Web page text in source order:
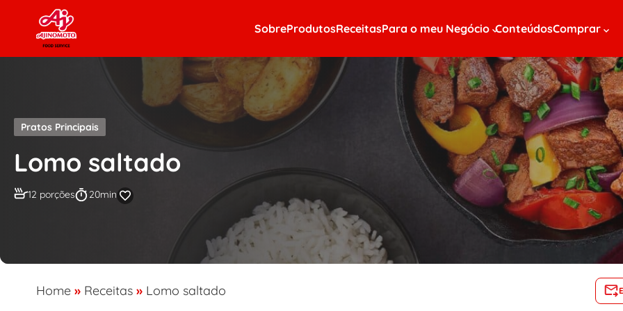
Skip to content
SobreProdutosReceitasPara o meu Negócio ConteúdosComprar
Pratos Principais
Lomo saltado
12 porções 20min
Home » Receitas » Lomo saltado